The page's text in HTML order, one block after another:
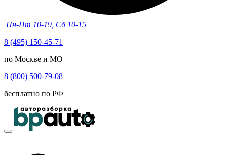
Пн-Пт 10-19, Сб 10-15
8 (495) 150-45-71
по Москве и МО
8 (800) 500-79-08
бесплатно по РФ